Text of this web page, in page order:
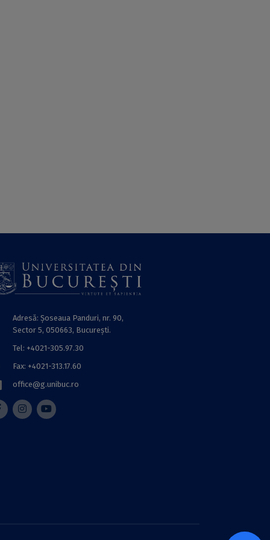
Adresă: Șoseaua Panduri, nr. 90,
Sector 5, 050663, Bucureşti.
Tel: +4021-305.97.30
Fax: +4021-313.17.60
office@g.unibuc.ro